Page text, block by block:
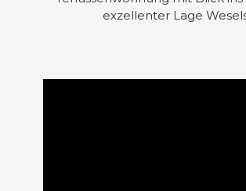
exzellenter Lage